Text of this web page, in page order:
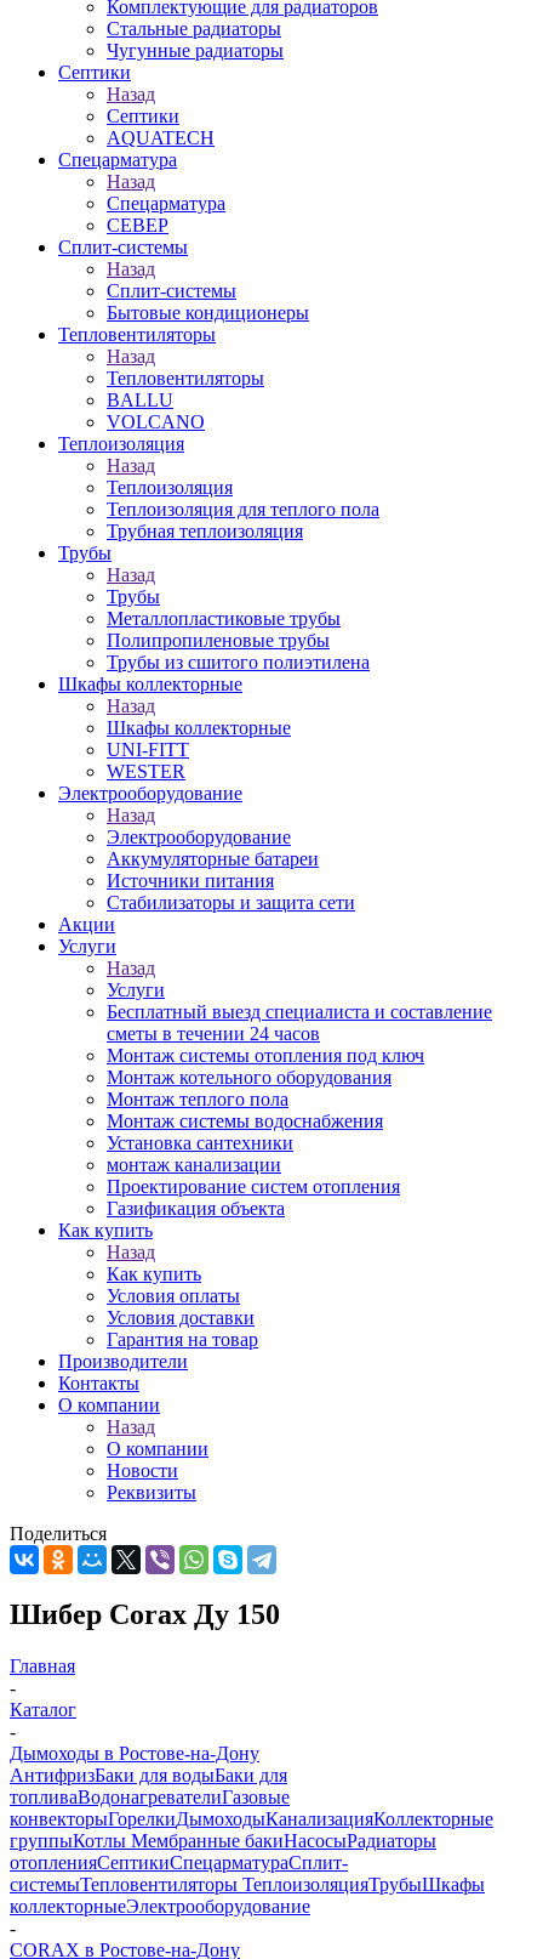
Комплектующие для радиаторов
Стальные радиаторы
Чугунные радиаторы
Септики
Назад
Септики
AQUATECH
Спецарматура
Назад
Спецарматура
СЕВЕР
Сплит-системы
Назад
Сплит-системы
Бытовые кондиционеры
Тепловентиляторы
Назад
Тепловентиляторы
BALLU
VOLCANO
Теплоизоляция
Назад
Теплоизоляция
Теплоизоляция для теплого пола
Трубная теплоизоляция
Трубы
Назад
Трубы
Металлопластиковые трубы
Полипропиленовые трубы
Трубы из сшитого полиэтилена
Шкафы коллекторные
Назад
Шкафы коллекторные
UNI-FITT
WESTER
Электрооборудование
Назад
Электрооборудование
Аккумуляторные батареи
Источники питания
Стабилизаторы и защита сети
Акции
Услуги
Назад
Услуги
Бесплатный выезд специалиста и составление
сметы в течении 24 часов
Монтаж системы отопления под ключ
Монтаж котельного оборудования
Монтаж теплого пола
Монтаж системы водоснабжения
Установка сантехники
монтаж канализации
Проектирование систем отопления
Газификация объекта
Как купить
Назад
Как купить
Условия оплаты
Условия доставки
Гарантия на товар
Производители
Контакты
О компании
Назад
О компании
Новости
Реквизиты
Поделиться
Шибер Corax Ду 150
Главная
-
Каталог
-
Дымоходы в Ростове-на-Дону
АнтифризБаки для водыБаки для
топливаВодонагревателиГазовые
конвекторыГорелкиДымоходыКанализацияКоллекторные
группыКотлы Мембранные бакиНасосыРадиаторы
отопленияСептикиСпецарматураСплит-
системыТепловентиляторы ТеплоизоляцияТрубыШкафы
коллекторныеЭлектрооборудование
-
CORAX в Ростове-на-Дону